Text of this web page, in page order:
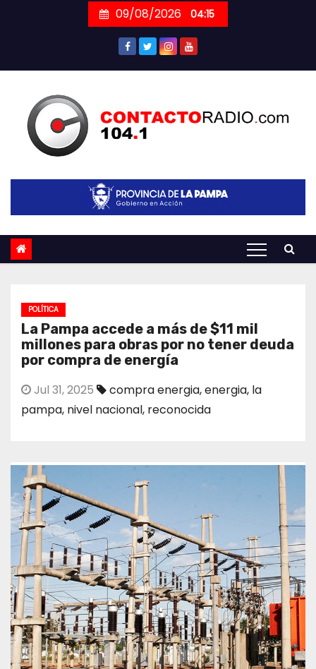
09/08/2026 04:15
POLÍTICA
La Pampa accede a más de $11 mil
millones para obras por no tener deuda
por compra de energía
Jul 31, 2025 compra energia,energia, la
pampa, nivel nacional, reconocida